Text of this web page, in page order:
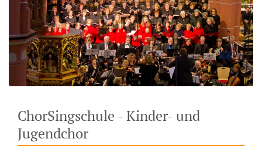
ChorSingschule - Kinder- und
Jugendchor